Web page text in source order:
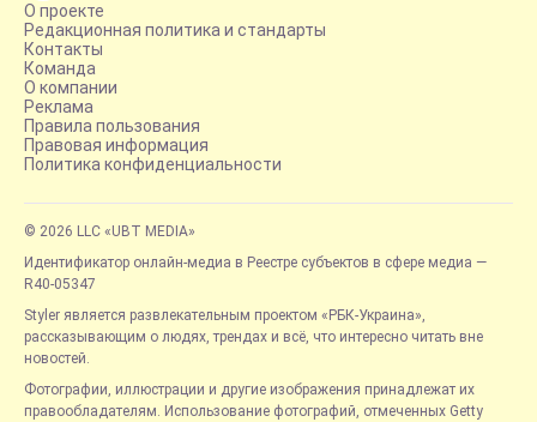
О проекте
Редакционная политика и стандарты
Контакты
Команда
О компании
Реклама
Правила пользования
Правовая информация
Политика конфиденциальности
© 2026 LLC «UBT MEDIA»
Идентификатор онлайн-медиа в Реестре субъектов в сфере медиа —
R40-05347
Styler является развлекательным проектом «РБК-Украина»,
рассказывающим о людях, трендах и всё, что интересно читать вне
новостей.
Фотографии, иллюстрации и другие изображения принадлежат их
правообладателям. Использование фотографий, отмеченных Getty